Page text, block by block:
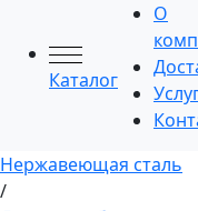
Каталог
О
Нержавеющая сталь
/